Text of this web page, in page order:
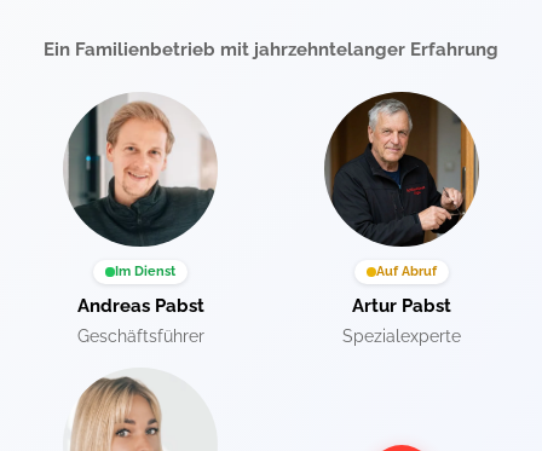
Ein Familienbetrieb mit jahrzehntelanger Erfahrung
Im Dienst
Andreas Pabst
Geschäftsführer
Auf Abruf
Artur Pabst
Spezialexperte